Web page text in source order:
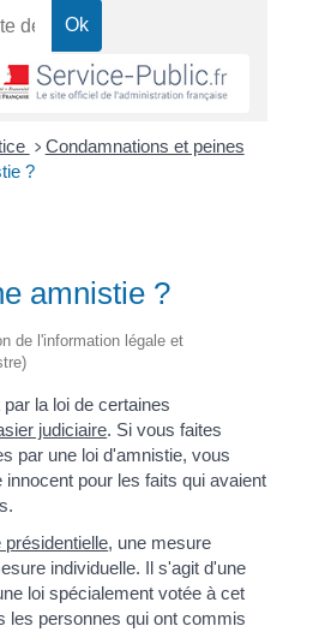
> Condamnations et peines
?
amnistie ?
de l'information légale et
la loi de certaines
judiciaire. Si vous faites
par une loi d'amnistie, vous
pour les faits qui avaient
présidentielle, une mesure
individuelle. Il s'agit d'une
loi spécialement votée à cet
les personnes qui ont commis